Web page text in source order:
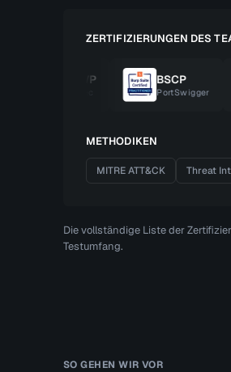
ZERTIFIZIERUNGEN DES
BSCP
PortSwigger
METHODIKEN
MITRE ATT&CK Threat
Die vollständige Liste der
Testumfang.
SO GEHEN WIR VOR